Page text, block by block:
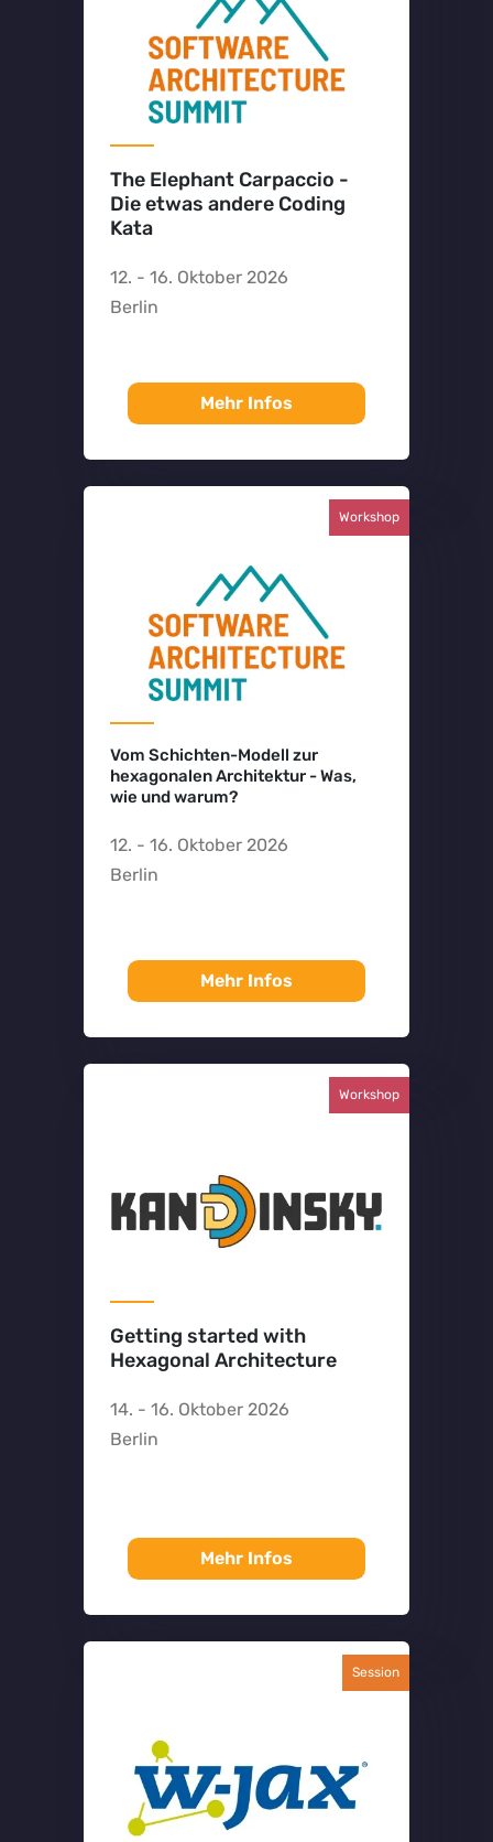
The Elephant Carpaccio -
Die etwas andere Coding
Kata
12. - 16. Oktober 2026
Berlin
Mehr Infos
Workshop
Vom Schichten-Modell zur
hexagonalen Architektur - Was,
wie und warum?
12. - 16. Oktober 2026
Berlin
Mehr Infos
Workshop
Getting started with
Hexagonal Architecture
14. - 16. Oktober 2026
Berlin
Mehr Infos
Session